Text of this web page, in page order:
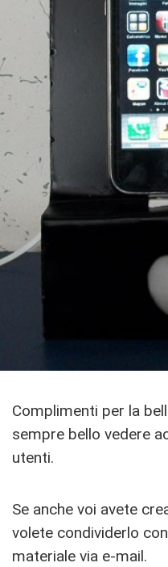
Complimenti per la
sempre bello vedere
utenti.
Se anche voi avete
volete condividerlo
materiale via e-mail.